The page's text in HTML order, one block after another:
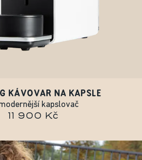
KÁVOVAR NA KAPSLE
kapslovač
11 900 Kč